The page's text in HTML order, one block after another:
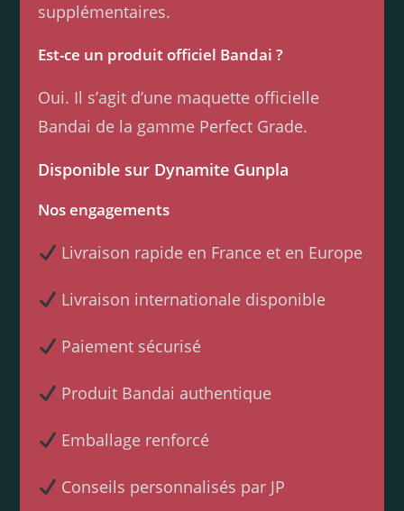
supplémentaires.
Est-ce un produit officiel Bandai ?
Oui. Il s’agit d’une maquette officielle
Bandai de la gamme Perfect Grade.
Disponible sur Dynamite Gunpla
Nos engagements
Livraison rapide en France et en Europe
Livraison internationale disponible
Paiement sécurisé
Produit Bandai authentique
Emballage renforcé
Conseils personnalisés par JP